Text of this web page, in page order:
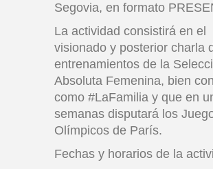
Segovia, en formato
La actividad consistirá en el
visionado y posterior charla
entrenamientos de la
Absoluta Femenina, bien
como #LaFamilia y que en
semanas disputará los
Olímpicos de París.
Fechas y horarios de la